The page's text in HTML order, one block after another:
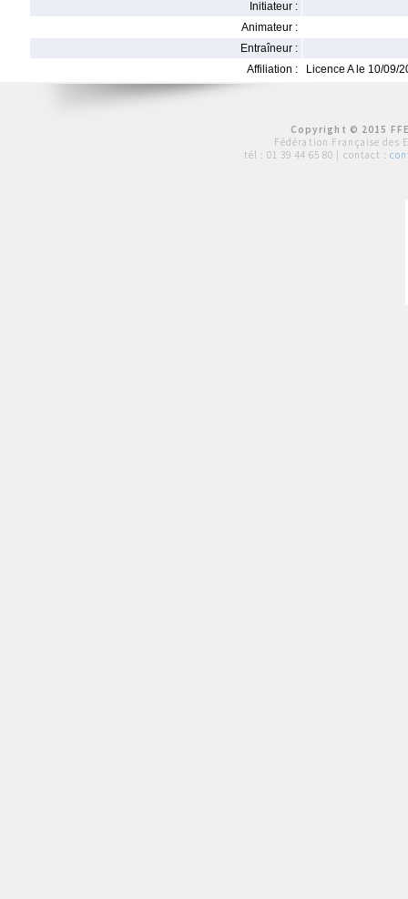
Initiateur :
Animateur :
Entraîneur :
Affiliation :
Licence A le 10/09/
Copyright © 2015
Fédération Française des
tél : 01 39 44 65 80 | contact :